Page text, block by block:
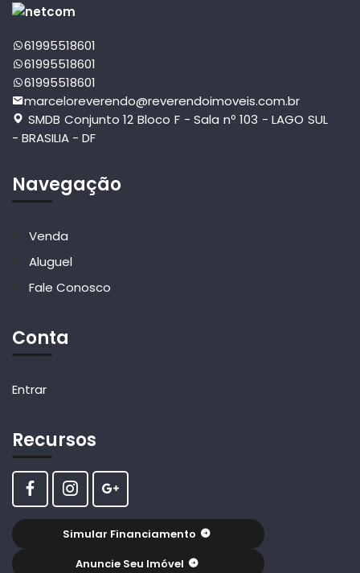
61995518601
61995518601
61995518601
marceloreverendo@reverendoimoveis.com.br
SMDB Conjunto 12 Bloco F - Sala nº 103 - LAGO SUL
- BRASILIA - DF
Navegação
Venda
Aluguel
Fale Conosco
Conta
Entrar
Recursos
Simular Financiamento
Anuncie Seu Imóvel